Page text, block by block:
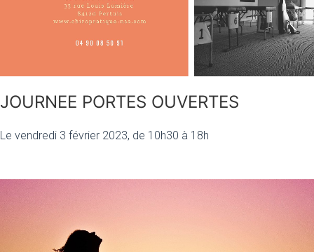
JOURNEE PORTES OUVERTES
Le vendredi 3 février 2023, de 10h30 à 18h